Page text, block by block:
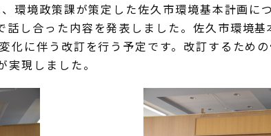
環境政策課が策定した佐久市環境基本計画に
し合った内容を発表しました。佐久市環境
に伴う改訂を行う予定です。改訂するため
現しました。